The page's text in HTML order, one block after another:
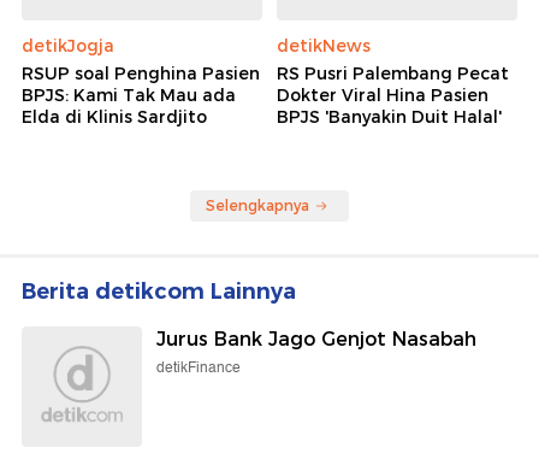
detikJogja
RSUP soal Penghina Pasien
BPJS: Kami Tak Mau ada
Elda di Klinis Sardjito
detikNews
RS Pusri Palembang Pecat
Dokter Viral Hina Pasien
BPJS 'Banyakin Duit Halal'
Selengkapnya
Berita detikcom Lainnya
Jurus Bank Jago Genjot Nasabah
detikFinance